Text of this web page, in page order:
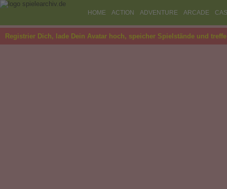
HOME ACTION ADVENTURE ARCADE
Registrier Dich, lade Dein Avatar hoch, speicher Spielstände und